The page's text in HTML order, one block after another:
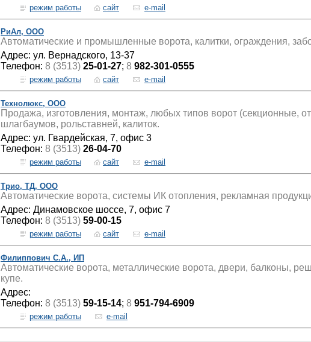
режим работы сайт e-mail
РиАл, ООО
Автоматические и промышленные ворота, калитки, ограждения,
Адрес: ул. Вернадского, 13-37
Телефон: 8 (3513) 25-01-27; 8 982-301-0555
режим работы сайт e-mail
Технолюкс, ООО
Продажа, изготовления, монтаж, любых типов ворот (секционные,
шлагбаумов, рольставней, калиток.
Адрес: ул. Гвардейская, 7, офис 3
Телефон: 8 (3513) 26-04-70
режим работы сайт e-mail
Трио, ТД, ООО
Автоматические ворота, системы ИК отопления, рекламная
Адрес: Динамовское шоссе, 7, офис 7
Телефон: 8 (3513) 59-00-15
режим работы сайт e-mail
Филиппович С.А., ИП
Автоматические ворота, металлические ворота, двери, балконы,
купе.
Адрес:
Телефон: 8 (3513) 59-15-14; 8 951-794-6909
режим работы e-mail